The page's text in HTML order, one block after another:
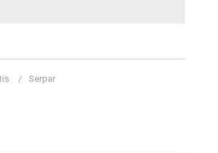
Serpar